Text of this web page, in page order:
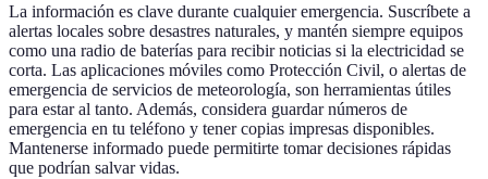
La información es clave durante cualquier emergencia. Suscríbete a
alertas locales sobre desastres naturales, y mantén siempre equipos
como una radio de baterías para recibir noticias si la electricidad se
corta. Las aplicaciones móviles como Protección Civil, o alertas de
emergencia de servicios de meteorología, son herramientas útiles
para estar al tanto. Además, considera guardar números de
emergencia en tu teléfono y tener copias impresas disponibles.
Mantenerse informado puede permitirte tomar decisiones rápidas
que podrían salvar vidas.